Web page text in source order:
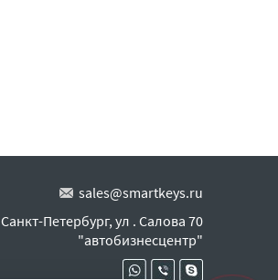
sales@smartkeys.ru
Санкт-Петербург, ул . Салова 70
"автобизнесцентр"